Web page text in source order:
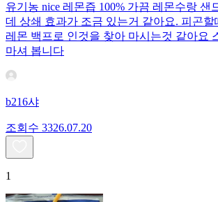
유기농 nice 레몬즙 100% 가끔 레몬수랑 샌
데 상쇄 효과가 조금 있는거 같아요. 피곤할
레몬 백프로 인것을 찾아 마시는것 같아요
마셔 봅니다
b216샤
조회수 3326.07.20
1